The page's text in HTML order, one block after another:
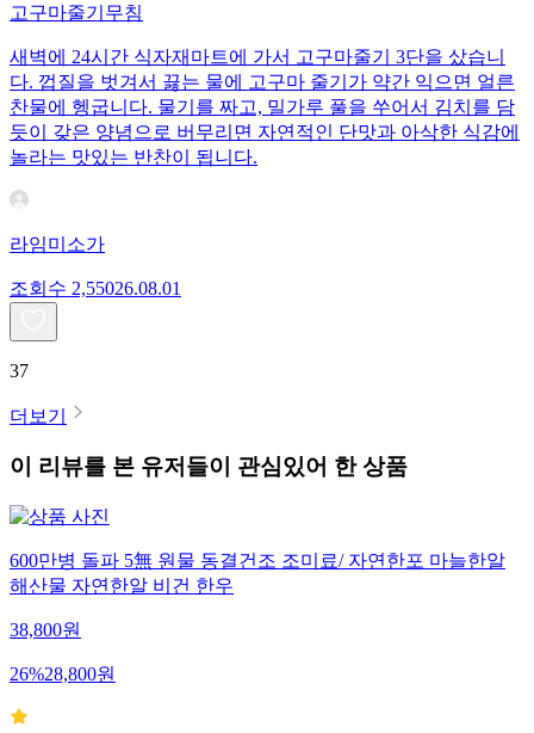
고구마줄기무침
새벽에 24시간 식자재마트에 가서 고구마줄기 3단을 샀습니
다. 껍질을 벗겨서 끓는 물에 고구마 줄기가 약간 익으면 얼른
찬물에 헹굽니다. 물기를 짜고, 밀가루 풀을 쑤어서 김치를 담
듯이 갖은 양념으로 버무리면 자연적인 단맛과 아삭한 식감에
놀라는 맛있는 반찬이 됩니다.
라임미소가
조회수 2,55026.08.01
37
더보기
이 리뷰를 본 유저들이 관심있어 한 상품
600만병 돌파 5無 원물 동결건조 조미료/ 자연한포 마늘한알
해산물 자연한알 비건 한우
38,800원
26%28,800원